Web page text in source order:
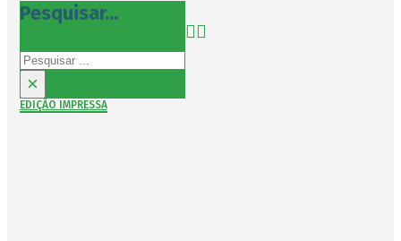
Pesquisar...
Pesquisar
×
EDIÇÃO IMPRESSA